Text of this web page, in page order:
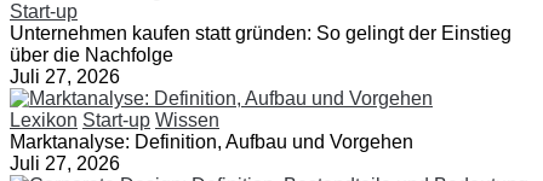
Start-up
Unternehmen kaufen statt gründen: So gelingt der Einstieg
über die Nachfolge
Juli 27, 2026
Lexikon Start-up Wissen
Marktanalyse: Definition, Aufbau und Vorgehen
Juli 27, 2026